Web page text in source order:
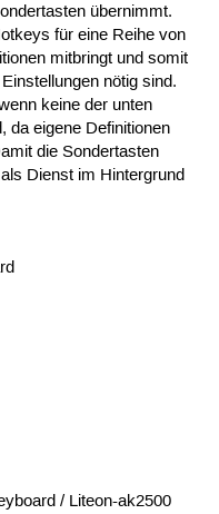
übernimmt.
für eine Reihe von
mitbringt und somit
nötig sind.
keine der unten
da eigene Definitionen
die Sondertasten
Dienst im Hintergrund
/ Liteon-ak2500